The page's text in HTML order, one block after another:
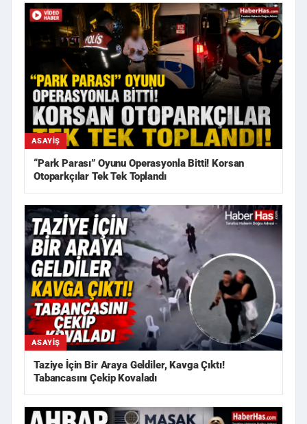
ASAYIŞ
“Park Parası” Oyunu Operasyonla Bitti! Korsan
Otoparkçılar Tek Tek Toplandı
ASAYIŞ
Taziye İçin Bir Araya Geldiler, Kavga Çıktı!
Tabancasını Çekip Kovaladı